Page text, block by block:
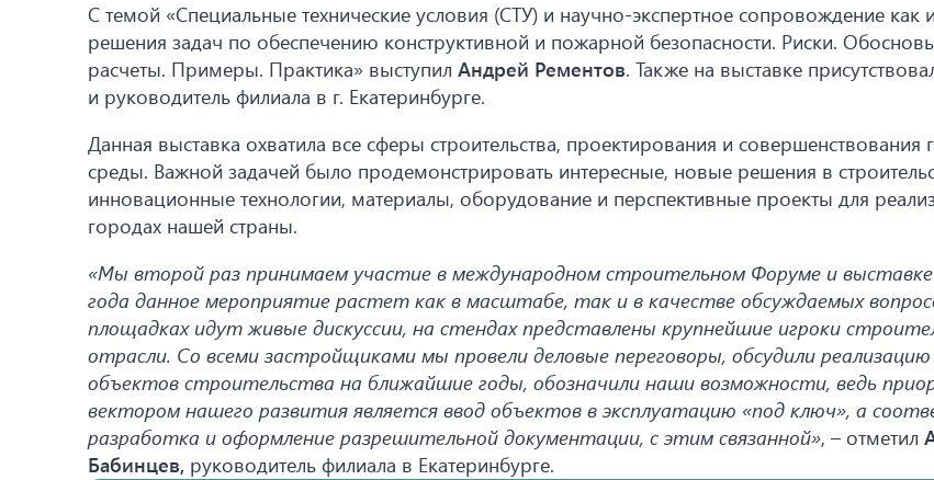
С темой «Специальные технические условия (СТУ) и научно-экспертное сопровождение как
решения задач по обеспечению конструктивной и пожарной безопасности. Риски.
расчеты. Примеры. Практика» выступил Андрей Рементов. Также на выставке
и руководитель филиала в г. Екатеринбурге.
Данная выставка охватила все сферы строительства, проектирования и совершенствования
среды. Важной задачей было продемонстрировать интересные, новые решения в
инновационные технологии, материалы, оборудование и перспективные проекты для
городах нашей страны.
«Мы второй раз принимаем участие в международном строительном Форуме и
года данное мероприятие растет как в масштабе, так и в качестве обсуждаемых
площадках идут живые дискуссии, на стендах представлены крупнейшие игроки
отрасли. Со всеми застройщиками мы провели деловые переговоры, обсудили реализацию
объектов строительства на ближайшие годы, обозначили наши возможности, ведь
вектором нашего развития является ввод объектов в эксплуатацию «под ключ», а
разработка и оформление разрешительной документации, с этим связанной», – отметил
Бабинцев, руководитель филиала в Екатеринбурге.